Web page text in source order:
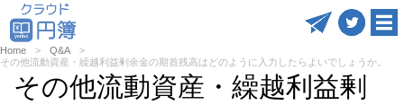
Home
Q&A
その他流動資産・繰越利益剰余金の期首残高はどのように入力したらよいでしょうか。
その他流動資産・繰越利益剰